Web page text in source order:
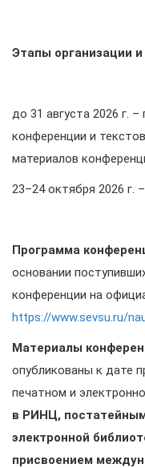
Этапы организации
до 31 августа 2026 г.
конференции и
материалов
23–24 октября 2026 г.
Программа
основании
конференции на
https://www.sevsu.ru/
Материалы
опубликованы к дате
печатном и
в РИНЦ,
электронной
присвоением